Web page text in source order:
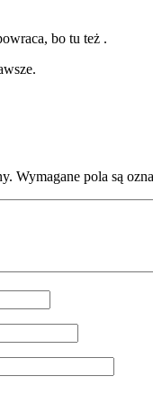
bo tu też .
Wymagane pola są